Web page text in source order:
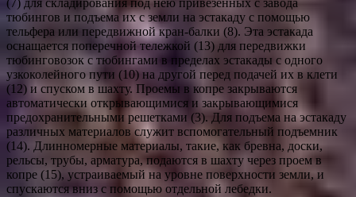
(7) для складирования под нею привезенных с завода
тюбингов и подъема их с земли на эстакаду с помощью
тельфера или передвижной кран-балки (8). Эта эстакада
оснащается поперечной тележкой (13) для передвижки
тюбинговозок с тюбингами в пределах эстакады с одного
узкоколейного пути (10) на другой перед подачей их в клети
(12) и спуском в шахту. Проемы в копре закрываются
автоматически открывающимися и закрывающимися
предохранительными решетками (3). Для подъема на эстакаду
различных материалов служит вспомогательный подъемник
(14). Длинномерные материалы, такие, как бревна, доски,
рельсы, трубы, арматура, подаются в шахту через проем в
копре (15), устраиваемый на уровне поверхности земли, и
спускаются вниз с помощью отдельной лебедки.